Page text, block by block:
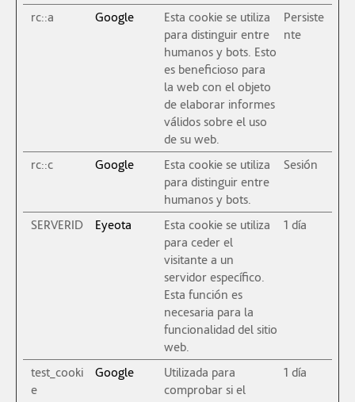
rc::a Google
Esta cookie se utiliza
para distinguir entre
humanos y bots. Esto
es beneficioso para
la web con el objeto
de elaborar informes
válidos sobre el uso
de su web.
Persiste
nte
rc::c Google
Esta cookie se utiliza
para distinguir entre
humanos y bots.
Sesión
SERVERID Eyeota
Esta cookie se utiliza
para ceder el
visitante a un
servidor específico.
Esta función es
necesaria para la
funcionalidad del sitio
web.
1 día
test_cooki
e
Google
Utilizada para
comprobar si el
1 día